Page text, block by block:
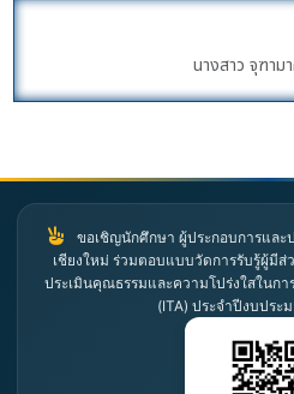
นางสาว จุฑาม
ขอเชิญนักศึกษา ผู้ประกอบการแล
เชียงใหม่ ร่วมตอบแบบวัดการรับรู้ผู้มีส่
ประเมินคุณธรรมและความโปร่งใสในก
(ITA) ประจำปีงบประ